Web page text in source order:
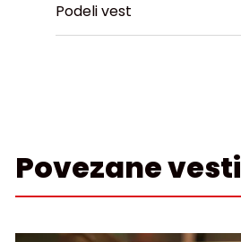
Podeli vest
Povezane vesti